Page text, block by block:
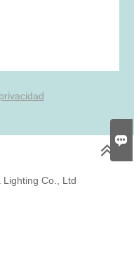
Co., Ltd
